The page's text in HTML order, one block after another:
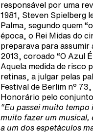
responsável por uma
1981, Steven Spielberg
Palma, segundo quem
época, o Rei Midas do
preparava para assumir
2013, coroado “O Azul
Aquela medida de risco
retinas, a julgar pelas
Festival de Berlim nº
Honorário pelo conjunto
“Eu passei muito tempo
muito fazer um musical,
a um dos espetáculos